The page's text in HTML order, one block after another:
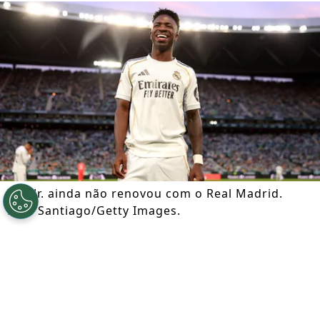
Vini Jr. ainda não renovou com o Real Madrid.
Fran Santiago/Getty Images.